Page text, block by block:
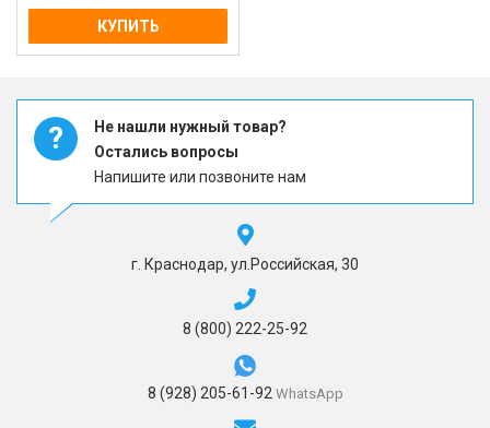
КУПИТЬ
?
Не нашли нужный товар?
Остались вопросы
Напишите или позвоните нам
г. Краснодар, ул.Российская, 30
8 (800) 222-25-92
8 (928) 205-61-92 WhatsApp